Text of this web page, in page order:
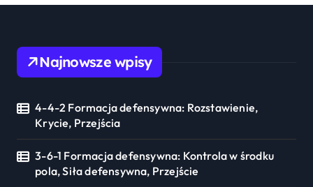
Najnowsze wpisy
4-4-2 Formacja defensywna: Rozstawienie,
Krycie, Przejścia
3-6-1 Formacja defensywna: Kontrola w środku
pola, Siła defensywna, Przejście